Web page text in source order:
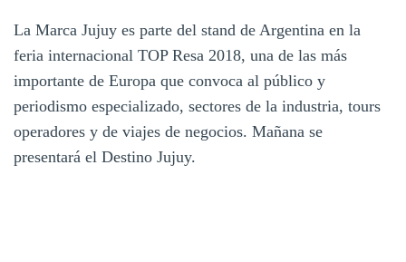
La Marca Jujuy es parte del stand de Argentina en la
feria internacional TOP Resa 2018, una de las más
importante de Europa que convoca al público y
periodismo especializado, sectores de la industria, tours
operadores y de viajes de negocios. Mañana se
presentará el Destino Jujuy.